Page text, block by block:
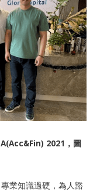
2021，圖
業知識過硬，為人豁